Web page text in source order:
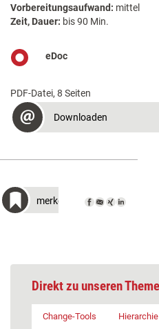
Vorbereitungsaufwand: mittel
Zeit, Dauer: bis 90 Min.
eDoc
PDF-Datei, 8 Seiten
Downloaden
merken
Direkt zu unseren
Change-Tools Hierarchie